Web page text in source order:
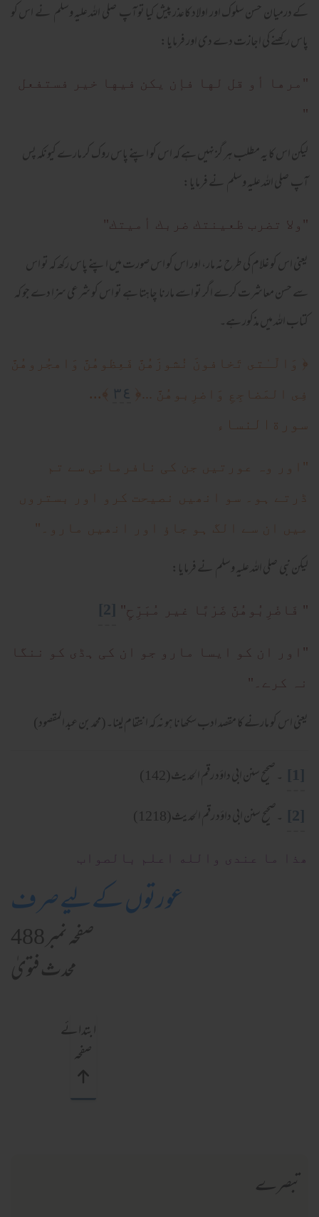
کے درمیان حسن سلوک اور اولاد کاعذر پیش کیا تو آپ صلی اللہ علیہ وسلم نے اس کو
پاس رکھنے کی اجازت دے دی اور فرمایا:
"مرها أو قل لها فإن يكن فيها خير فستفعل
"
لیکن اس کا یہ مطلب ہر گز نہیں ہے کہ اس کو اپنے پاس روک کر مارے کیونکہ پس
آپ صلی اللہ علیہ وسلم نے فرمایا:
"ولا تضرب ظعينتك ضربك أميتك"
یعنی اس کو غلام کی طرح نہ مار، اور اس کو اس صورت میں اپنے پاس رکھ کہ تو اس
سے حسن معاشرت کرے اگر تو اسے مارنا چاہتا ہے تو اس کو شرعی سزا دے جو کہ
کتاب اللہ میں مذکور ہے۔
﴿ وَالّـٰتى تَخافونَ نُشوزَهُنَّ فَعِظوهُنَّ وَاهجُروهُنَّ
فِى المَضاجِعِ وَاضرِبوهُنَّ ...﴿ ٣٤ ﴾...
سورةالنساء
"اور وہ عورتیں جن کی نافرمانی سے تم
ڈرتے ہو۔ سو انھیں نصیحت کرو اور بستروں
میں ان سے الگ ہو جاؤ اور انھیں مارو۔"
لیکن نبی صلی اللہ علیہ وسلم نے فرمایا:
" فَاضْرِبُوهُنَّ ضَرْبًا غير مُبَرِّحٍ" [2]
"اور ان کو ایسا مارو جو ان کی ہڈی کو ننگا
نہ کرے۔"
یعنی اس کو مارنے کا مقصد ادب سکھانا ہو نہ کہ انتقام لینا۔(محمد بن عبد المقصود)
[1] ۔ صحیح سنن ابی داؤد رقم الحدیث(142)
[2] ۔صحیح سنن ابی داؤد رقم الحدیث(1218)
ھذا ما عندی والله اعلم بالصواب
عورتوں کےلیے صرف
صفحہ نمبر 488
محدث فتویٰ
ابتدائے
صفحہ
تبصرے